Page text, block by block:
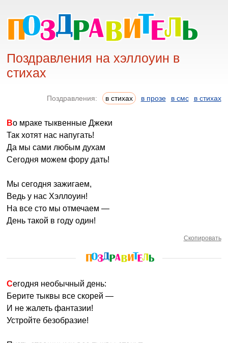
Поздравления на хэллоуин в
стихах
Поздравления: в стихах в прозе в смс в стихах
Во мраке тыквенные Джеки
Так хотят нас напугать!
Да мы сами любым духам
Сегодня можем фору дать!
Мы сегодня зажигаем,
Ведь у нас Хэллоуин!
На все сто мы отмечаем —
День такой в году один!
Скопировать
Сегодня необычный день:
Берите тыквы все скорей —
И не жалеть фантазии!
Устройте безобразие!